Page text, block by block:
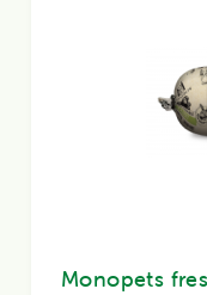
Monopets